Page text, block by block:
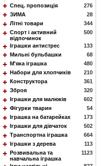
276
Спец. пропозиція
28
ЗИМА
344
Літні товари
500
Спорт і активний
відпочинок
133
Іграшки антистрес
68
Мильні бульбашки
480
М'яка іграшка
210
Набори для хлопчиків
361
Конструктора
320
Зброя
602
Іграшки для малюків
54
Фігурки тварин
173
Іграшка на батарейках
502
Іграшки для дівчаток
664
Транспортна іграшка
113
Іграшки з дерева
1123
Розвивальна та
навчальна іграшка